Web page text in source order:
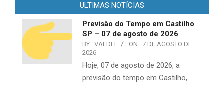
ULTIMAS NOTÍCIAS
Previsão do Tempo em Castilho
SP – 07 de agosto de 2026
BY: VALDEI ON: 7 DE AGOSTO DE
2026
Hoje, 07 de agosto de 2026, a
previsão do tempo em Castilho,